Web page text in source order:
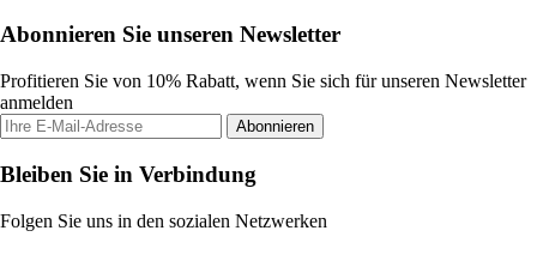
Abonnieren Sie unseren Newsletter
Profitieren Sie von 10% Rabatt, wenn Sie sich für unseren Newsletter
anmelden
Abonnieren
Bleiben Sie in Verbindung
Folgen Sie uns in den sozialen Netzwerken